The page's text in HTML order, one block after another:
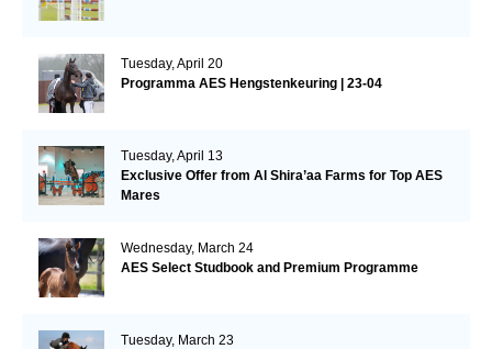
Tuesday, April 20
Programma AES Hengstenkeuring | 23-04
Tuesday, April 13
Exclusive Offer from Al Shira’aa Farms for Top AES
Mares
Wednesday, March 24
AES Select Studbook and Premium Programme
Tuesday, March 23